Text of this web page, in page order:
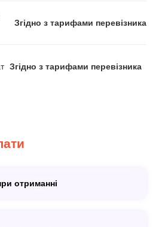
Згідно з тарифами перевізника
Згідно з тарифами перевізника
отриманні